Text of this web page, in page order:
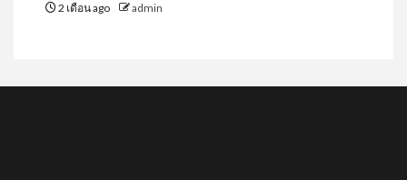
2 เดือน ago admin